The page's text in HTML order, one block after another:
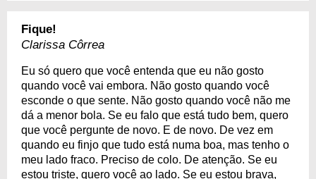
Fique!
Clarissa Côrrea
Eu só quero que você entenda que eu não gosto
quando você vai embora. Não gosto quando você
esconde o que sente. Não gosto quando você não me
dá a menor bola. Se eu falo que está tudo bem, quero
que você pergunte de novo. E de novo. De vez em
quando eu finjo que tudo está numa boa, mas tenho o
meu lado fraco. Preciso de colo. De atenção. Se eu
estou triste, quero você ao lado. Se eu estou brava,